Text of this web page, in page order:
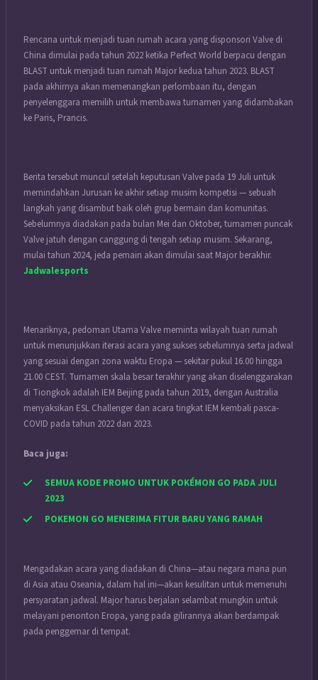
Rencana untuk menjadi tuan rumah acara yang disponsori Valve di
China dimulai pada tahun 2022 ketika Perfect World berpacu dengan
BLAST untuk menjadi tuan rumah Major kedua tahun 2023. BLAST
pada akhirnya akan memenangkan perlombaan itu, dengan
penyelenggara memilih untuk membawa turnamen yang didambakan
ke Paris, Prancis.
Berita tersebut muncul setelah keputusan Valve pada 19 Juli untuk
memindahkan Jurusan ke akhir setiap musim kompetisi — sebuah
langkah yang disambut baik oleh grup bermain dan komunitas.
Sebelumnya diadakan pada bulan Mei dan Oktober, turnamen puncak
Valve jatuh dengan canggung di tengah setiap musim. Sekarang,
mulai tahun 2024, jeda pemain akan dimulai saat Major berakhir.
Jadwalesports
Menariknya, pedoman Utama Valve meminta wilayah tuan rumah
untuk menunjukkan iterasi acara yang sukses sebelumnya serta jadwal
yang sesuai dengan zona waktu Eropa — sekitar pukul 16.00 hingga
21.00 CEST. Turnamen skala besar terakhir yang akan diselenggarakan
di Tiongkok adalah IEM Beijing pada tahun 2019, dengan Australia
menyaksikan ESL Challenger dan acara tingkat IEM kembali pasca-
COVID pada tahun 2022 dan 2023.
Baca juga:
SEMUA KODE PROMO UNTUK POKÉMON GO PADA JULI
2023
POKEMON GO MENERIMA FITUR BARU YANG RAMAH
Mengadakan acara yang diadakan di China—atau negara mana pun
di Asia atau Oseania, dalam hal ini—akan kesulitan untuk memenuhi
persyaratan jadwal. Major harus berjalan selambat mungkin untuk
melayani penonton Eropa, yang pada gilirannya akan berdampak
pada penggemar di tempat.